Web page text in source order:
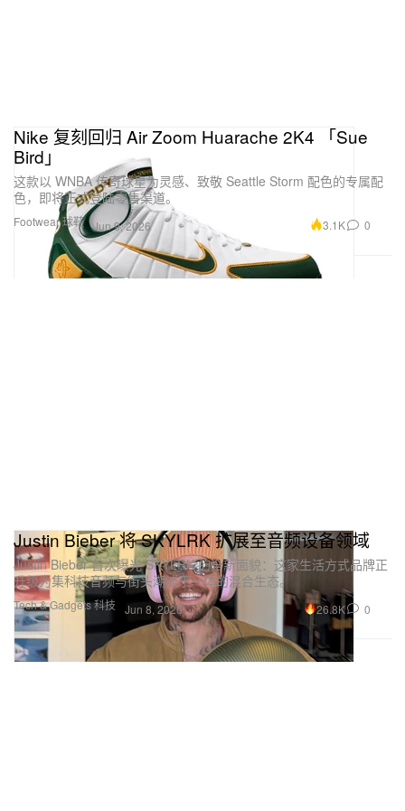
Footwear 球鞋
Nike 复刻回归 Air Zoom Huarache 2K4 「Sue
Bird」
这款以 WNBA 传奇球星为灵感、致敬 Seattle Storm 配色的专属配
色，即将正式登陆零售渠道。
Jun 9, 2026 3.1K 0
Tech & Gadgets 科技
Justin Bieber 将 SKYLRK 扩展至音频设备领域
Justin Bieber 首次曝光 SKYLRK 的全新面貌：这家生活方式品牌正
升级为集科技音频与街头潮流于一体的混合生态。
Jun 8, 2026 26.8K 0